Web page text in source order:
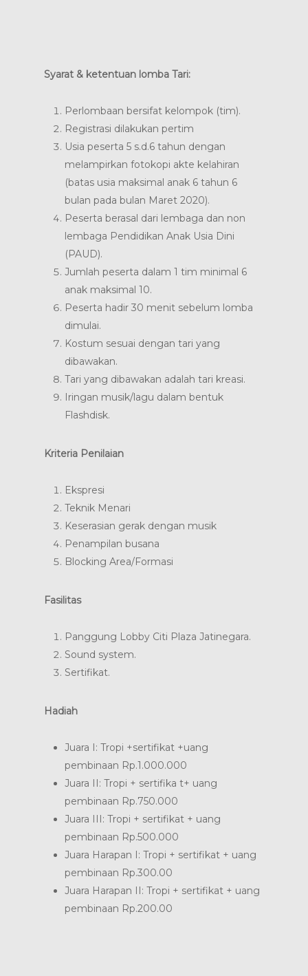
Syarat & ketentuan lomba Tari:
Perlombaan bersifat kelompok (tim).
Registrasi dilakukan pertim
Usia peserta 5 s.d.6 tahun dengan
melampirkan fotokopi akte kelahiran
(batas usia maksimal anak 6 tahun 6
bulan pada bulan Maret 2020).
Peserta berasal dari lembaga dan non
lembaga Pendidikan Anak Usia Dini
(PAUD).
Jumlah peserta dalam 1 tim minimal 6
anak maksimal 10.
Peserta hadir 30 menit sebelum lomba
dimulai.
Kostum sesuai dengan tari yang
dibawakan.
Tari yang dibawakan adalah tari kreasi.
Iringan musik/lagu dalam bentuk
Flashdisk.
Kriteria Penilaian
Ekspresi
Teknik Menari
Keserasian gerak dengan musik
Penampilan busana
Blocking Area/Formasi
Fasilitas
Panggung Lobby Citi Plaza Jatinegara.
Sound system.
Sertifikat.
Hadiah
Juara I: Tropi +sertifikat +uang
pembinaan Rp.1.000.000
Juara II: Tropi + sertifika t+ uang
pembinaan Rp.750.000
Juara III: Tropi + sertifikat + uang
pembinaan Rp.500.000
Juara Harapan I: Tropi + sertifikat + uang
pembinaan Rp.300.00
Juara Harapan II: Tropi + sertifikat + uang
pembinaan Rp.200.00